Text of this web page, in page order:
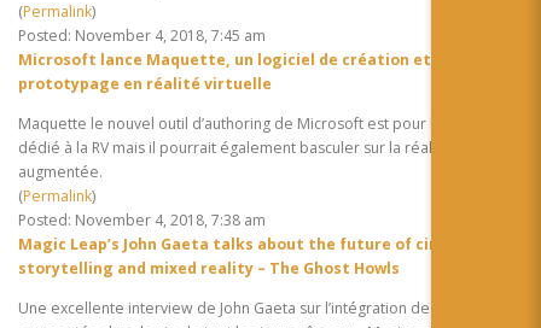
(Permalink)
Posted: November 4, 2018, 7:45 am
Microsoft lance Maquette, un logiciel de création et
prototypage en réalité virtuelle
Maquette le nouvel outil d’authoring de Microsoft est pour le moment
dédié à la RV mais il pourrait également basculer sur la réalité
augmentée.
(Permalink)
Posted: November 4, 2018, 7:38 am
Magic Leap’s John Gaeta talks about the future of cinema,
storytelling and mixed reality – The Ghost Howls
Une excellente interview de John Gaeta sur l’intégration de la réalité